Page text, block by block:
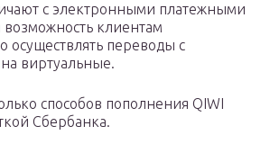
с электронными платежными
возможность клиентам
осуществлять переводы с
виртуальные.
способов пополнения QIWI
Сбербанка.